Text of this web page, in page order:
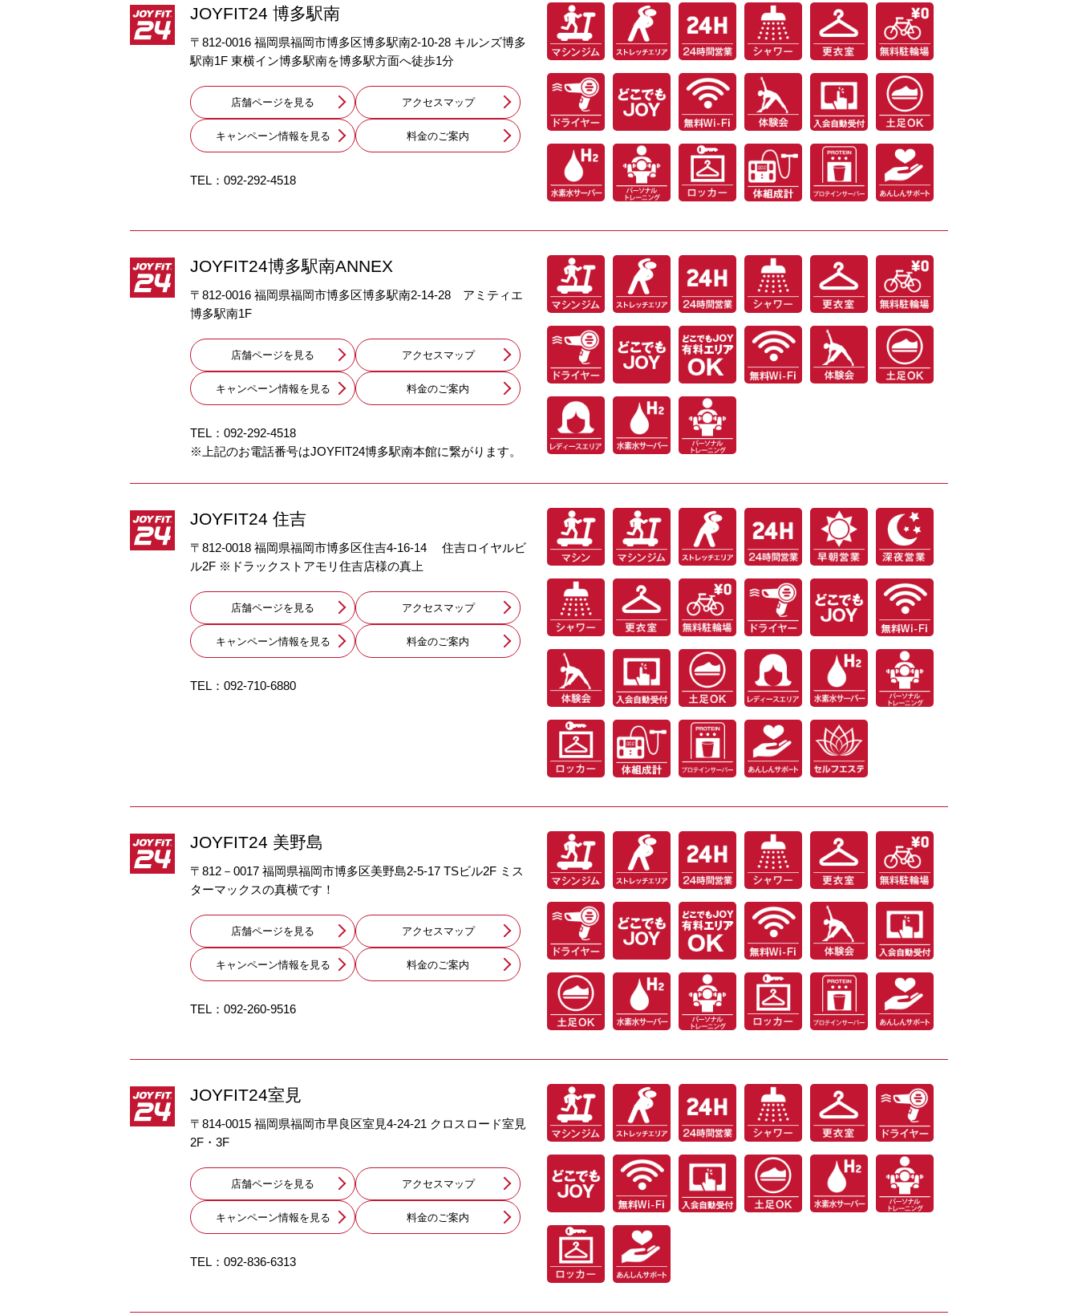
JOYFIT24 博多駅南
〒812-0016 福岡県福岡市博多区博多駅南2-10-28 キルンズ博多
駅南1F 東横イン博多駅南を博多駅方面へ徒歩1分
店舗ページを見る アクセスマップ
キャンペーン情報を見る 料⾦のご案内
TEL： 092-292-4518
JOYFIT24博多駅南ANNEX
〒812-0016 福岡県福岡市博多区博多駅南2-14-28 アミティエ
博多駅南1F
店舗ページを見る アクセスマップ
キャンペーン情報を見る 料⾦のご案内
TEL：092-292-4518
※上記のお電話番号はJOYFIT24博多駅南本館に繋がります。
JOYFIT24 住吉
〒812-0018 福岡県福岡市博多区住吉4-16-14 住吉ロイヤルビ
ル2F ※ドラックストアモリ住吉店様の真上
店舗ページを見る アクセスマップ
キャンペーン情報を見る 料⾦のご案内
TEL： 092-710-6880
JOYFIT24 美野島
〒812－0017 福岡県福岡市博多区美野島2-5-17 TSビル2F ミス
ターマックスの真横です！
店舗ページを見る アクセスマップ
キャンペーン情報を見る 料⾦のご案内
TEL： 092-260-9516
JOYFIT24室見
〒814-0015 福岡県福岡市早良区室見4-24-21 クロスロード室見
2F・3F
店舗ページを見る アクセスマップ
キャンペーン情報を見る 料⾦のご案内
TEL： 092-836-6313